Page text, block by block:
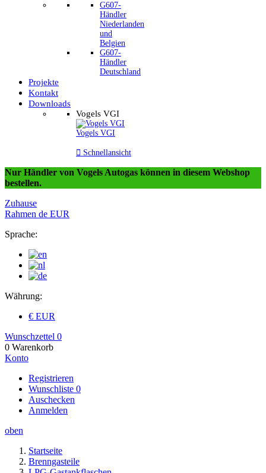
G607-
Händler
Niederlanden
und
Belgien
G607-
Händler
Deutschland
Projekte
Kontakt
Downloads
Vogels VGI
Vogels VGI
 Schnellansicht
Nur Händler von Vogels Autogas können in diesem Webshop
bestellen.
Zuhause
Rahmen de EUR
Sprache:
Währung:
€ EUR
Wunschzettel 0
0 Warenkorb
Konto
Registrieren
Wunschliste 0
Auschecken
Anmelden
oben
Startseite
Brenngasteile